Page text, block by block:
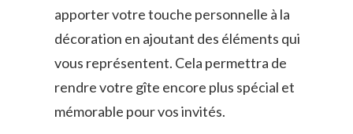
apporter votre touche personnelle‍ à la
décoration en ajoutant ⁤des éléments‌ qui
vous représentent. Cela permettra de
rendre⁣ votre gîte encore⁤ plus⁤ spécial et
⁢mémorable pour vos invités.